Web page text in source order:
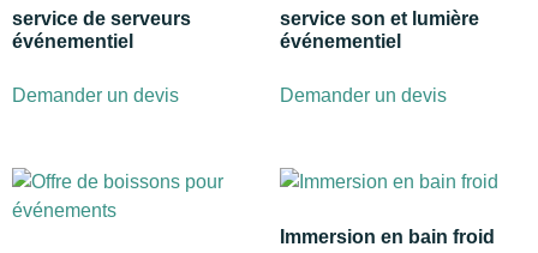
service de serveurs
événementiel
Demander un devis
service son et lumière
événementiel
Demander un devis
Immersion en bain froid